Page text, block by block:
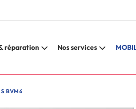
réparation Nos services
BVM6